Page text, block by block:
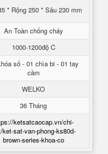
* Rộng 250 * Sâu 230 mm
An Toàn chống cháy
1000-1200độ C
số - 01 chìa bi - 01 tay
cầm
WELKO
36 Tháng
ketsatcaocap.vn/chi-
ket-sat-van-phong-ks80d-
brown-series-khoa-co